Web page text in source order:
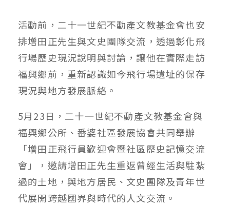
活動前，二十一世紀不動產文教基金會也安
排增田正先生與文史團隊交流，透過彰化飛
行場歷史現況說明與討論，讓他在實際走訪
福興鄉前，重新認識如今飛行場遺址的保存
現況與地方發展脈絡。
5月23日，二十一世紀不動產文教基金會與
福興鄉公所、番婆社區發展協會共同舉辦
「增田正飛行員歡迎會暨社區歷史記憶交流
會」，邀請增田正先生重返曾經生活與駐紮
過的土地，與地方居民、文史團隊及青年世
代展開跨越國界與時代的人文交流。